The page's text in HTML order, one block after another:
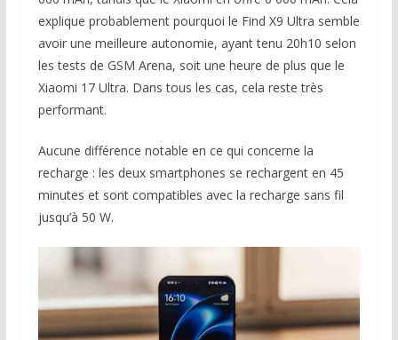
explique probablement pourquoi le Find X9 Ultra semble
avoir une meilleure autonomie, ayant tenu 20h10 selon
les tests de GSM Arena, soit une heure de plus que le
Xiaomi 17 Ultra. Dans tous les cas, cela reste très
performant.
Aucune différence notable en ce qui concerne la
recharge : les deux smartphones se rechargent en 45
minutes et sont compatibles avec la recharge sans fil
jusqu’à 50 W.